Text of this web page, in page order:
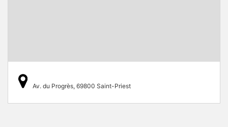
Av. du Progrès, 69800 Saint-Priest